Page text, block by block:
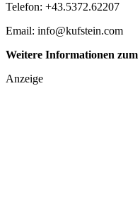
Telefon: +43.5372.62207
Email: info@kufstein.com
Weitere Informationen zum
Anzeige